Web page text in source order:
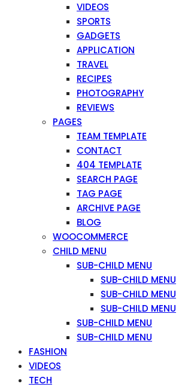
VIDEOS
SPORTS
GADGETS
APPLICATION
TRAVEL
RECIPES
PHOTOGRAPHY
REVIEWS
PAGES
TEAM TEMPLATE
CONTACT
404 TEMPLATE
SEARCH PAGE
TAG PAGE
ARCHIVE PAGE
BLOG
WOOCOMMERCE
CHILD MENU
SUB-CHILD MENU
SUB-CHILD MENU
SUB-CHILD MENU
SUB-CHILD MENU
SUB-CHILD MENU
SUB-CHILD MENU
FASHION
VIDEOS
TECH